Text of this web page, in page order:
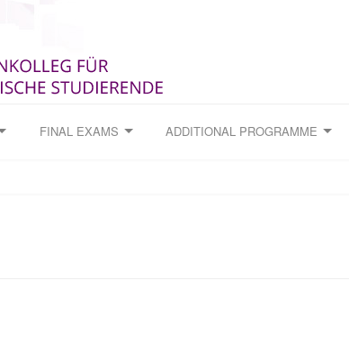
FINAL EXAMS ADDITIONAL PROGRAMME